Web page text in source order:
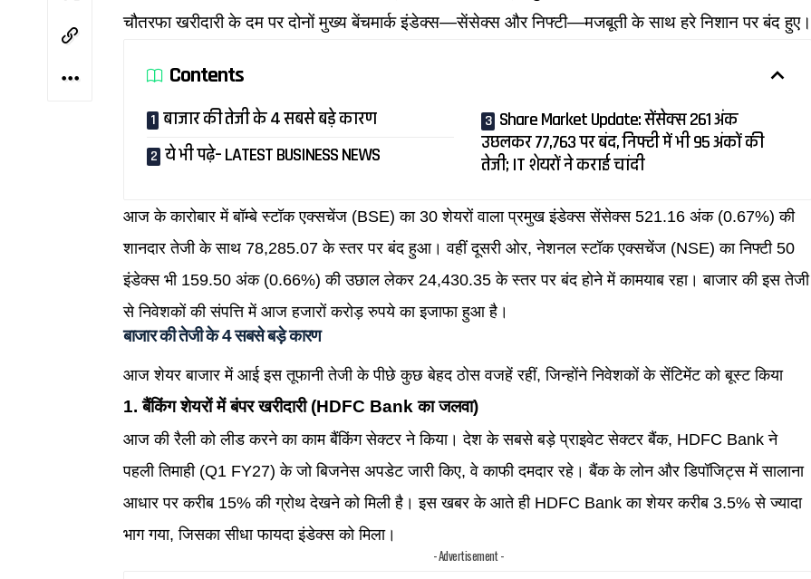
चौतरफा खरीदारी के दम पर दोनों मुख्य बेंचमार्क इंडेक्स—सेंसेक्स और निफ्टी—मजबूती के साथ हरे निशान पर बंद हुए।
Contents
बाजार की तेजी के 4 सबसे बड़े कारण
ये भी पढ़े– LATEST BUSINESS NEWS
Share Market Update: सेंसेक्स 261 अंक
उछलकर 77,763 पर बंद, निफ्टी में भी 95 अंकों की
तेजी; IT शेयरों ने कराई चांदी
आज के कारोबार में बॉम्बे स्टॉक एक्सचेंज (BSE) का 30 शेयरों वाला प्रमुख इंडेक्स सेंसेक्स 521.16 अंक (0.67%) की
शानदार तेजी के साथ 78,285.07 के स्तर पर बंद हुआ। वहीं दूसरी ओर, नेशनल स्टॉक एक्सचेंज (NSE) का निफ्टी 50
इंडेक्स भी 159.50 अंक (0.66%) की उछाल लेकर 24,430.35 के स्तर पर बंद होने में कामयाब रहा। बाजार की इस तेजी
से निवेशकों की संपत्ति में आज हजारों करोड़ रुपये का इजाफा हुआ है।
बाजार की तेजी के 4 सबसे बड़े कारण
आज शेयर बाजार में आई इस तूफानी तेजी के पीछे कुछ बेहद ठोस वजहें रहीं, जिन्होंने निवेशकों के सेंटिमेंट को बूस्ट किया
1. बैंकिंग शेयरों में बंपर खरीदारी (HDFC Bank का जलवा)
आज की रैली को लीड करने का काम बैंकिंग सेक्टर ने किया। देश के सबसे बड़े प्राइवेट सेक्टर बैंक, HDFC Bank ने
पहली तिमाही (Q1 FY27) के जो बिजनेस अपडेट जारी किए, वे काफी दमदार रहे। बैंक के लोन और डिपॉजिट्स में सालाना
आधार पर करीब 15% की ग्रोथ देखने को मिली है। इस खबर के आते ही HDFC Bank का शेयर करीब 3.5% से ज्यादा
भाग गया, जिसका सीधा फायदा इंडेक्स को मिला।
- Advertisement -